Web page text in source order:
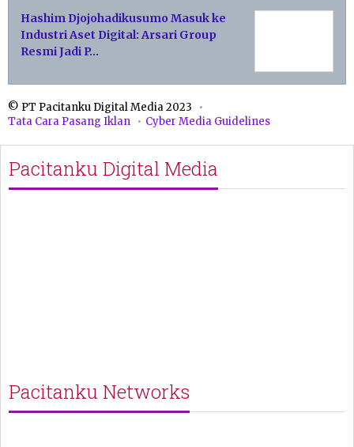
Hashim Djojohadikusumo Masuk ke
Industri Aset Digital: Arsari Group
Resmi Jadi P…
© PT Pacitanku Digital Media 2023
Tata Cara Pasang Iklan
Cyber Media Guidelines
Pacitanku Digital Media
Pacitanku Networks